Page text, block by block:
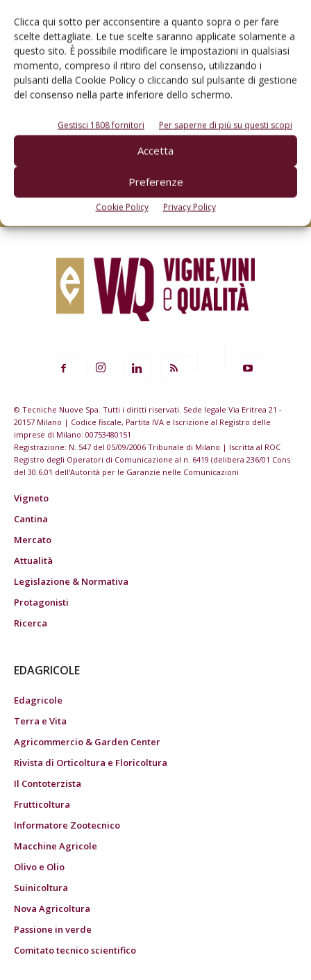
Clicca qui sotto per acconsentire a quanto sopra o per fare
scelte dettagliate. Le tue scelte saranno applicate solamente a
questo sito. È possibile modificare le impostazioni in qualsiasi
momento, compreso il ritiro del consenso, utilizzando i
pulsanti della Cookie Policy o cliccando sul pulsante di gestione
del consenso nella parte inferiore dello schermo.
Gestisci 1808 fornitori Per saperne di più su questi scopi
Accetta
Preferenze
Cookie Policy Privacy Policy
Rimani aggiornato sul mondo
dell’agricoltura
© Tecniche Nuove Spa. Tutti i diritti riservati. Sede legale Via Eritrea 21 -
20157 Milano | Codice fiscale, Partita IVA e Iscrizione al Registro delle
imprese di Milano: 00753480151
Registrazione: N. 547 del 05/09/2006 Tribunale di Milano | Iscritta al ROC
Registro degli Operatori di Comunicazione al n. 6419 (delibera 236/01 Cons
del 30.6.01 dell'Autorità per le Garanzie nelle Comunicazioni
Vigneto
Cantina
Mercato
Attualità
Legislazione & Normativa
Protagonisti
Ricerca
EDAGRICOLE
Edagricole
Terra e Vita
Agricommercio & Garden Center
Rivista di Orticoltura e Floricoltura
Il Contoterzista
Frutticoltura
Informatore Zootecnico
Macchine Agricole
Olivo e Olio
Suinicoltura
Nova Agricoltura
Passione in verde
Comitato tecnico scientifico